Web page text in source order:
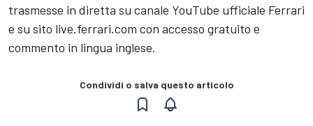
trasmesse in diretta su canale YouTube ufficiale Ferrari
e su sito live.ferrari.com con accesso gratuito e
commento in lingua inglese.
Condividi o salva questo articolo